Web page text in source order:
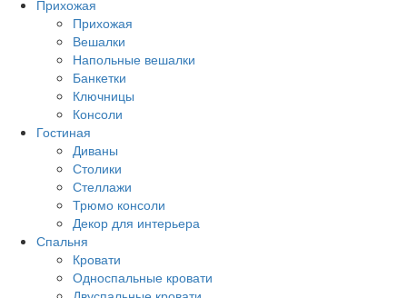
Прихожая
Прихожая
Вешалки
Напольные вешалки
Банкетки
Ключницы
Консоли
Гостиная
Диваны
Столики
Стеллажи
Трюмо консоли
Декор для интерьера
Спальня
Кровати
Односпальные кровати